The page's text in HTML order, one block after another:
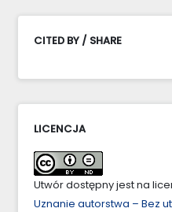
CITED BY / SHARE
LICENCJA
Utwór dostępny jest na
Uznanie autorstwa – Bez